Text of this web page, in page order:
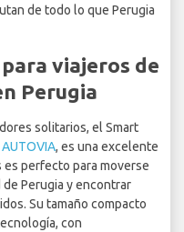
de todo lo que Perugia
viajeros de
Perugia
solitarios, el Smart
AUTOVIA, es una excelente
perfecto para moverse
Perugia y encontrar
Su tamaño compacto
con